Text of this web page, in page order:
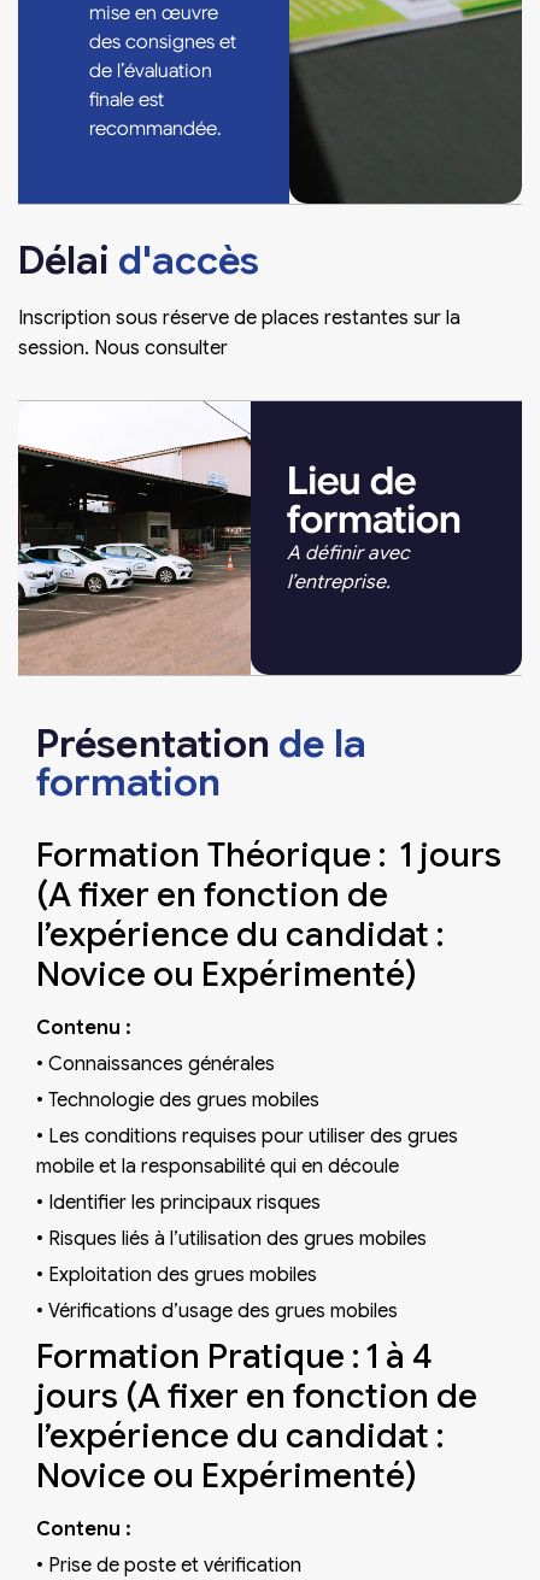
mise en œuvre
des consignes et
de l’évaluation
finale est
recommandée.
Délai d'accès
Inscription sous réserve de places restantes sur la
session. Nous consulter
Lieu de
formation
A définir avec
l’entreprise.
Présentation de la
formation
Formation Théorique : 1 jours
(A fixer en fonction de
l’expérience du candidat :
Novice ou Expérimenté)
Contenu :
• Connaissances générales
• Technologie des grues mobiles
• Les conditions requises pour utiliser des grues
mobile et la responsabilité qui en découle
• Identifier les principaux risques
• Risques liés à l’utilisation des grues mobiles
• Exploitation des grues mobiles
• Vérifications d’usage des grues mobiles
Formation Pratique : 1 à 4
jours (A fixer en fonction de
l’expérience du candidat :
Novice ou Expérimenté)
Contenu :
• Prise de poste et vérification